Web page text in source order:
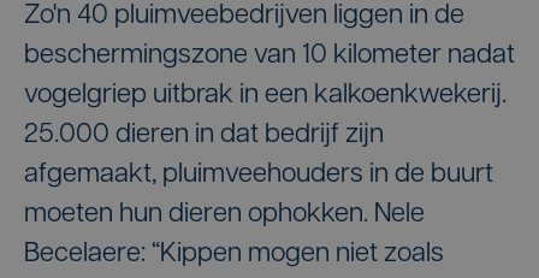
Zo'n 40 pluimveebedrijven liggen in de
beschermingszone van 10 kilometer nadat
vogelgriep uitbrak in een kalkoenkwekerij.
25.000 dieren in dat bedrijf zijn
afgemaakt, pluimveehouders in de buurt
moeten hun dieren ophokken. Nele
Becelaere: “Kippen mogen niet zoals